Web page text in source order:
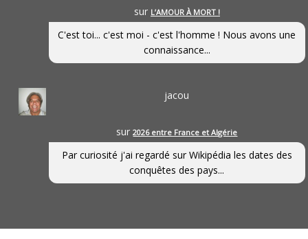
sur L’AMOUR À MORT !
C'est toi... c'est moi - c'est l'homme ! Nous avons une
connaissance...
jacou
sur2026 entre France et Algérie
Par curiosité j'ai regardé sur Wikipédia les dates des
conquêtes des pays...